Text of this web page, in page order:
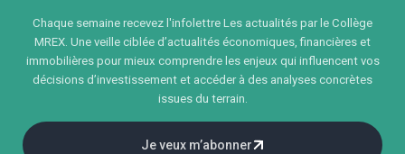
Chaque semaine recevez l'infolettre Les actualités par le Collège
MREX. Une veille ciblée d’actualités économiques, financières et
immobilières pour mieux comprendre les enjeux qui influencent vos
décisions d’investissement et accéder à des analyses concrètes
issues du terrain.
Je veux m’abonner